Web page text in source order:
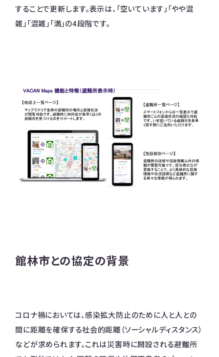
することで更新します。表示は、「空いています」「やや混
雑」「混雑」「満」の4段階です。
館林市との協定の背景
コロナ禍においては、感染拡大防止のために人と人との
間に距離を確保する社会的距離（ソーシャルディスタンス）
などが求められます。これは災害時に開設される避難所